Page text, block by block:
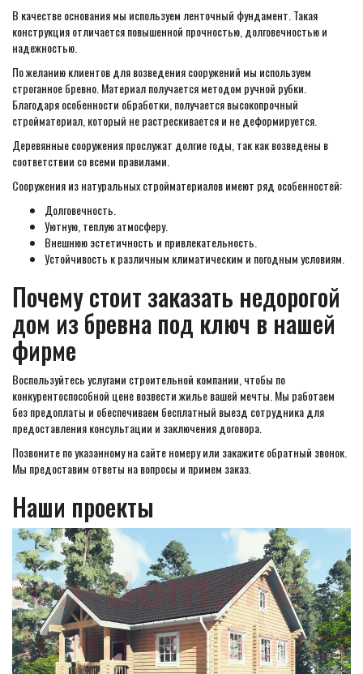
В качестве основания мы используем ленточный фундамент. Такая
конструкция отличается повышенной прочностью, долговечностью и
надежностью.
По желанию клиентов для возведения сооружений мы используем
строганное бревно. Материал получается методом ручной рубки.
Благодаря особенности обработки, получается высокопрочный
стройматериал, который не растрескивается и не деформируется.
Деревянные сооружения прослужат долгие годы, так как возведены в
соответствии со всеми правилами.
Сооружения из натуральных стройматериалов имеют ряд особенностей:
Долговечность.
Уютную, теплую атмосферу.
Внешнюю эстетичность и привлекательность.
Устойчивость к различным климатическим и погодным условиям.
Почему стоит заказать недорогой
дом из бревна под ключ в нашей
фирме
Воспользуйтесь услугами строительной компании, чтобы по
конкурентоспособной цене возвести жилье вашей мечты. Мы работаем
без предоплаты и обеспечиваем бесплатный выезд сотрудника для
предоставления консультации и заключения договора.
Позвоните по указанному на сайте номеру или закажите обратный звонок.
Мы предоставим ответы на вопросы и примем заказ.
Наши проекты